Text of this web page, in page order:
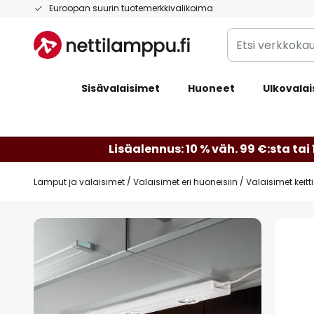
Euroopan suurin tuotemerkkivalikoima
Skip
Content
Etsi
verkkokaupan
Sisävalaisimet Huoneet
Lisäalennus: 10 % väh. 99 €:sta tai
Lamput ja valaisimet Valaisimet eri huoneisiin Valaisimet
Skip
the
end
of